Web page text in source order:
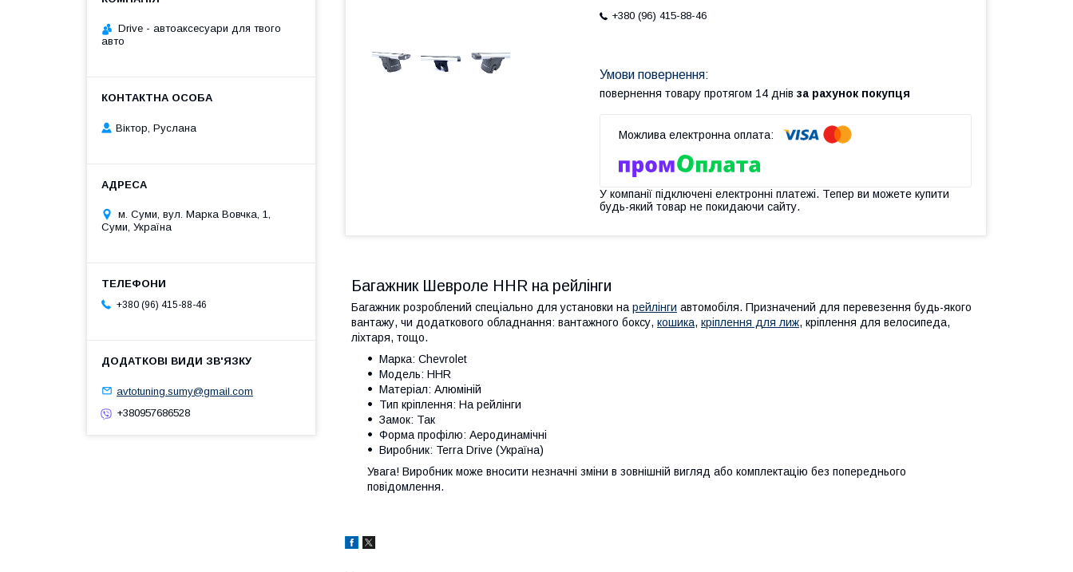
+380 (96) 415-88-46
повернення товару протягом 14 днів за рахунок покупця
У компанії підключені електронні платежі. Тепер ви можете купити
будь-який товар не покидаючи сайту.
Багажник Шевроле HHR на рейлінги
Багажник розроблений спеціально для установки нарейлінги автомобіля. Призначений для перевезення будь-якого
вантажу, чи додаткового обладнання: вантажного боксу, кошика, кріплення для лиж, кріплення для велосипеда,
ліхтаря, тощо.
Марка: Chevrolet
Модель: HHR
Матеріал: Алюміній
Тип кріплення: На рейлінги
Замок: Так
Форма профілю: Аеродинамічні
Виробник: Terra Drive (Україна)
Увага! Виробник може вносити незначні зміни в зовнішній вигляд або комплектацію без попереднього
повідомлення.
Drive - автоаксесуари для твого
авто
Віктор, Руслана
м. Суми, вул. Марка Вовчка, 1,
Суми, Україна
+380 (96) 415-88-46
avtotuning.sumy@gmail.com
+380957686528